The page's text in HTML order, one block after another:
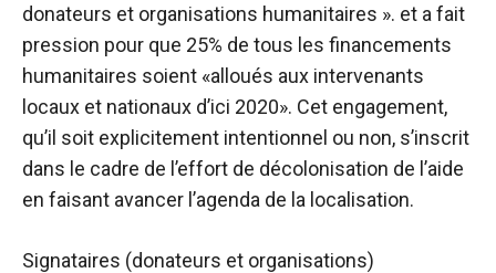
donateurs et organisations humanitaires ». et a fait
pression pour que 25% de tous les financements
humanitaires soient «alloués aux intervenants
locaux et nationaux d’ici 2020». Cet engagement,
qu’il soit explicitement intentionnel ou non, s’inscrit
dans le cadre de l’effort de décolonisation de l’aide
en faisant avancer l’agenda de la localisation.
Signataires (donateurs et organisations)